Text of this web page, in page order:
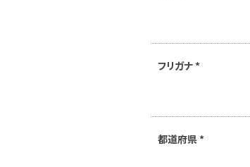
フリガナ *
都道府県 *